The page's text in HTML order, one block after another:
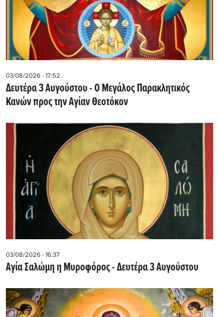
03/08/2026 - 17:52
Δευτέρα 3 Αυγούστου - Ο Μεγάλος Παρακλητικός
Κανών προς την Αγίαν Θεοτόκον
03/08/2026 - 16:37
Αγία Σαλώμη η Μυροφόρος - Δευτέρα 3 Αυγούστου